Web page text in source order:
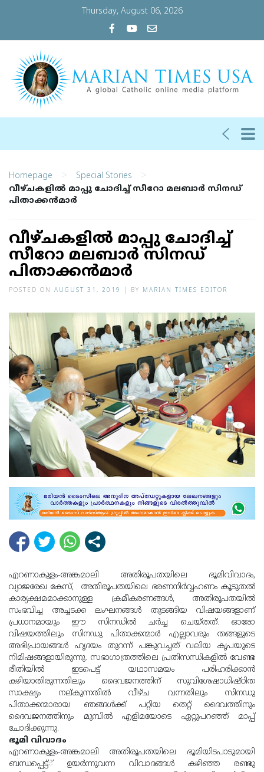
Thursday, August 06, 2026
Homepage > Special Stories >
വീഴ്ചകളില്‍ മാപ്പു ചോദിച്ച് സീറോ മലബാര്‍ സിനഡ്
പിതാക്കന്‍മാര്‍
വീഴ്ചകളില്‍ മാപ്പു ചോദിച്ച്
സീറോ മലബാര്‍ സിനഡ്
പിതാക്കന്‍മാര്‍
POSTED ON AUGUST 31, 2019 BY MARIAN TIMES EDITOR
എറണാകുളം-അങ്കമാലി അതിരൂപതയിലെ ഭൂമിവിവാദം,
വ്യാജരേഖ കേസ്, അതിരൂപതയിലെ ഭരണനിര്‍വ്വഹണം കൂടുതല്‍
കാര്യക്ഷമമാക്കാനുള്ള ക്രമീകരണങ്ങള്‍, അതിരൂപതയില്‍
സംഭവിച്ച അച്ചടക്ക ലംഘനങ്ങള്‍ തുടങ്ങിയ വിഷയങ്ങളാണ്
പ്രധാനമായും ഈ സിനഡില്‍ ചര്‍ച്ച ചെയ്തത്. ഓരോ
വിഷയത്തിലും സിനഡു പിതാക്കന്മാര്‍ എല്ലാവരും തങ്ങളുടെ
അഭിപ്രായങ്ങള്‍ ഹൃദയം തുറന്ന് പങ്കുവച്ചത് വലിയ കൃപയുടെ
നിമിഷങ്ങളായിരുന്നു. സഭാഗാത്രത്തിലെ പ്രതിസന്ധികളില്‍ വേണ്ട
രീതിയില്‍ ഇടപെട്ട് യഥാസമയം പരിഹരിക്കാന്‍
കഴിയാതിരുന്നതിലും ദൈവജനത്തിന് സുവിശേഷാധിഷ്ഠിത
സാക്ഷ്യം നല്കുന്നതില്‍ വീഴ്ച വന്നതിലും സിനഡു
പിതാക്കന്മാരായ ഞങ്ങള്‍ക്ക് പറ്റിയ തെറ്റ് ദൈവത്തിനും
ദൈവജനത്തിനും മുമ്പില്‍ എളിമയോടെ ഏറ്റുപറഞ്ഞ് മാപ്പ്
ചോദിക്കുന്നു.
ഭൂമി വിവാദം
എറണാകുളം-അങ്കമാലി അതിരൂപതയിലെ ഭൂമിയിടപാടുമായി
ബന്ധപ്പെട്ട്് ഉയര്‍ന്നുവന്ന വിവാദങ്ങള്‍ കഴിഞ്ഞ രണ്ടു